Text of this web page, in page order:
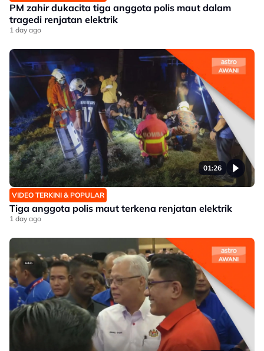
PM zahir dukacita tiga anggota polis maut dalam
tragedi renjatan elektrik
1 day ago
01:26
VIDEO TERKINI & POPULAR
Tiga anggota polis maut terkena renjatan elektrik
1 day ago